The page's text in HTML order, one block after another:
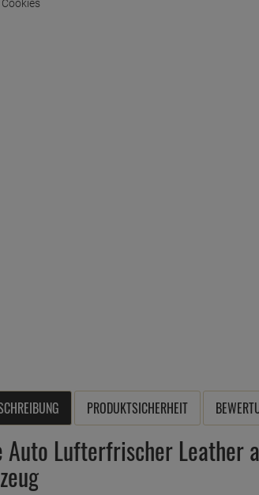
PRODUKTSICHERHEIT
Auto Lufterfrischer Leather